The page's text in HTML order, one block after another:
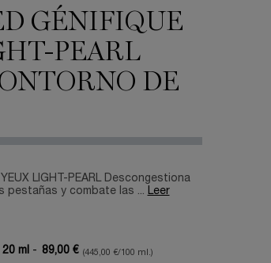
GÉNIFIQUE
PEARL
DE
YEUX LIGHT-PEARL Descongestiona
pestañas y combate las ... Leer
20 ml - 89,00 € (445,00 €/100 ml.)